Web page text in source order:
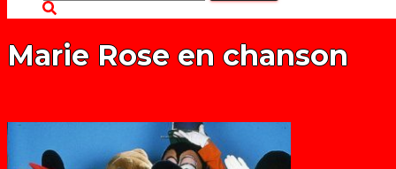
Marie Rose en chanson